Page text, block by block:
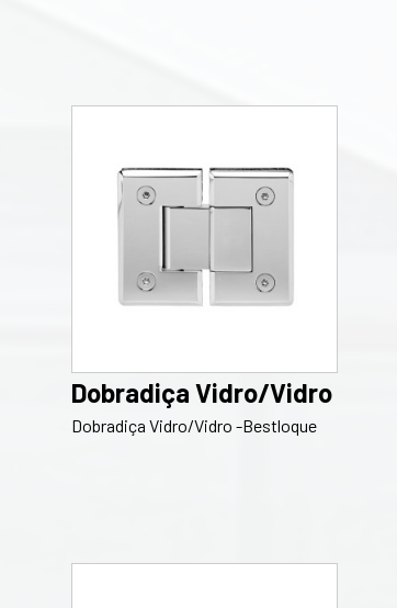
Dobradiça Vidro/Vidro
Dobradiça Vidro/Vidro -Bestloque